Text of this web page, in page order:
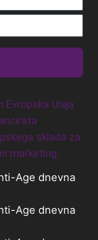
Evropska Unija
sklada za
marketing.